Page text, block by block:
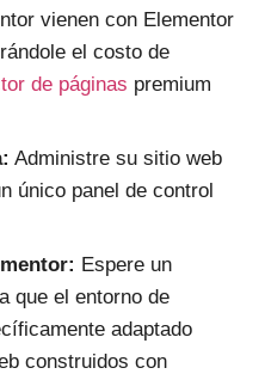
vienen con Elementor
el costo de
de páginas premium
Administre su sitio web
único panel de control
Espere un
que el entorno de
adaptado
construidos con